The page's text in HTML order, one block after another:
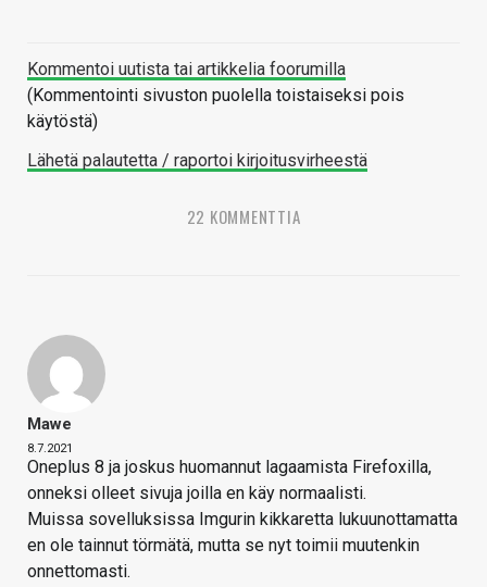
Kommentoi uutista tai artikkelia foorumilla
(Kommentointi sivuston puolella toistaiseksi pois
käytöstä)
Lähetä palautetta / raportoi kirjoitusvirheestä
22 KOMMENTTIA
Mawe
8.7.2021
Oneplus 8 ja joskus huomannut lagaamista Firefoxilla,
onneksi olleet sivuja joilla en käy normaalisti.
Muissa sovelluksissa Imgurin kikkaretta lukuunottamatta
en ole tainnut törmätä, mutta se nyt toimii muutenkin
onnettomasti.